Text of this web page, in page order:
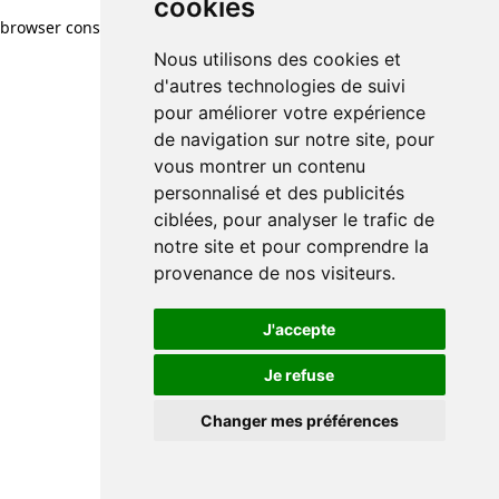
cookies
Nous utilisons des cookies et
d'autres technologies de suivi
pour améliorer votre expérience
de navigation sur notre site, pour
vous montrer un contenu
personnalisé et des publicités
ciblées, pour analyser le trafic de
notre site et pour comprendre la
provenance de nos visiteurs.
J'accepte
Je refuse
Changer mes préférences
cookies
Nous utilisons des cookies et
d'autres technologies de suivi
pour améliorer votre expérience
de navigation sur notre site, pour
vous montrer un contenu
personnalisé et des publicités
ciblées, pour analyser le trafic de
notre site et pour comprendre la
provenance de nos visiteurs.
J'accepte
Je refuse
Changer mes préférences
browser console for more information)